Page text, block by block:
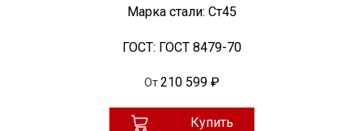
Марка стали: Ст45
ГОСТ: ГОСТ 8479-70
От 210 599 ₽
Купить